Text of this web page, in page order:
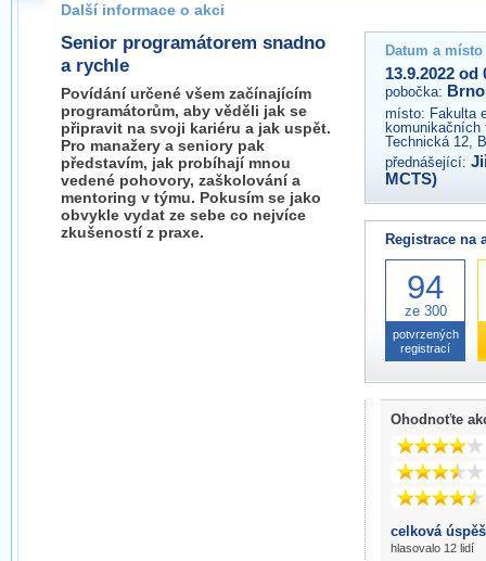
brno@wug.cz
Další informace o akci
Senior programátorem snadno
a rychle
Povídání určené všem začínajícím
programátorům, aby věděli jak se
připravit na svoji kariéru a jak uspět.
Pro manažery a seniory pak
představím, jak probíhají mnou
vedené pohovory, zaškolování a
mentoring v týmu. Pokusím se jako
obvykle vydat ze sebe co nejvíce
zkušeností z praxe.
Datum a
13.9.2022 od
pobočka: Brno
místo: Fakulta
Technická 12,
přednášející:
MCTS)
Registrace na
94
ze 300
potvrzených
registrací
Ohodnoťte
celková
hlasovalo 12 lidí